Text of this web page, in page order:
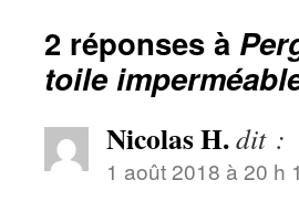
2 réponses à
toile
Nicolas H.dit :
1 août 2018 à 20 h